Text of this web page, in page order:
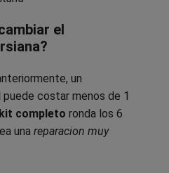
el
un
puede costar menos de 1
kit completo ronda los 6
una reparacion muy